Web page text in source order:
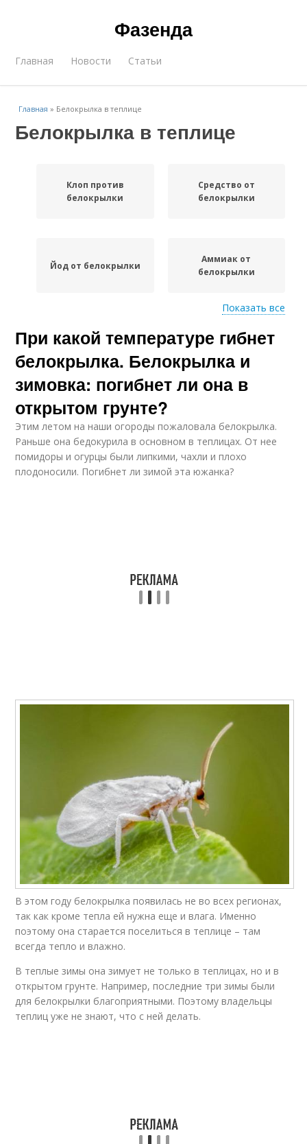
Фазенда
Главная Новости Статьи
Главная » Белокрылка в теплице
Белокрылка в теплице
Клоп против
белокрылки
Средство от
белокрылки
Йод от белокрылки
Аммиак от
белокрылки
Препараты против
белокрылки
Белокрылка на улице
Йод против
белокрылки
белокрылкой
Белокрылка в
Белокрылка в сибири
Фитовермы от
белокрылки
Белокрылка в саду Сода от белокрылки
белокрылка
Борьба с
земляничной
Белокрылка на
помидорах
Инсектицид от
Показать все
При какой температуре гибнет
белокрылка. Белокрылка и
зимовка: погибнет ли она в
открытом грунте?
Этим летом на наши огороды пожаловала белокрылка.
Раньше она бедокурила в основном в теплицах. От нее
помидоры и огурцы были липкими, чахли и плохо
плодоносили. Погибнет ли зимой эта южанка?
В этом году белокрылка появилась не во всех регионах,
так как кроме тепла ей нужна еще и влага. Именно
поэтому она старается поселиться в теплице – там
всегда тепло и влажно.
В теплые зимы она зимует не только в теплицах, но и в
открытом грунте. Например, последние три зимы были
для белокрылки благоприятными. Поэтому владельцы
теплиц уже не знают, что с ней делать.